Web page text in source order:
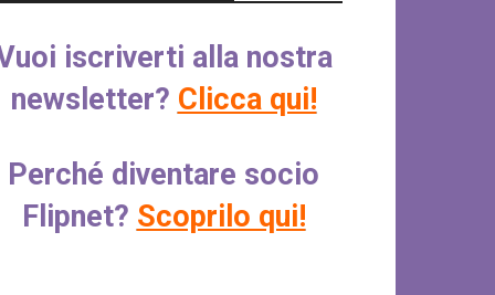
iscriverti alla nostra
newsletter? Clicca qui!
Perché diventare socio
Flipnet? Scoprilo qui!